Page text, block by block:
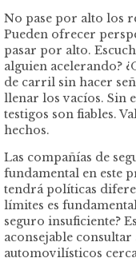
No pase por alto los
Pueden ofrecer
pasar por alto.
alguien acelerando?
de carril sin hacer
llenar los vacíos. Sin
testigos son fiables.
hechos.
Las compañías de
fundamental en este
tendrá políticas
límites es
seguro insuficiente?
aconsejable consultar
automovilísticos